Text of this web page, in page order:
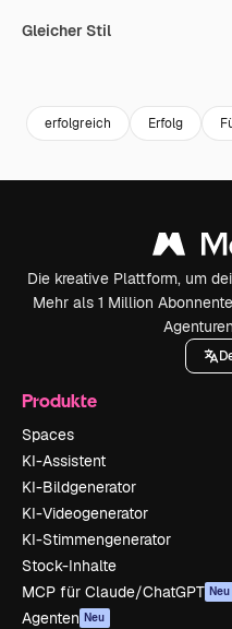
Gleicher Stil
erfolgreich Erfolg
Die kreative Plattform, um
Mehr als 1 Million
Produkte
Spaces
KI-Assistent
KI-Bildgenerator
KI-Videogenerator
KI-Stimmengenerator
Stock-Inhalte
MCP für Claude/ChatGPT Neu
Agenten Neu